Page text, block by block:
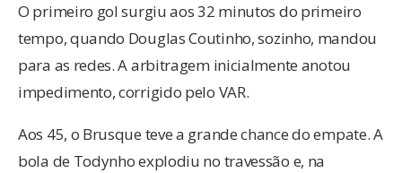
O primeiro gol surgiu aos 32 minutos do primeiro
tempo, quando Douglas Coutinho, sozinho, mandou
para as redes. A arbitragem inicialmente anotou
impedimento, corrigido pelo VAR.
Aos 45, o Brusque teve a grande chance do empate. A
bola de Todynho explodiu no travessão e, na